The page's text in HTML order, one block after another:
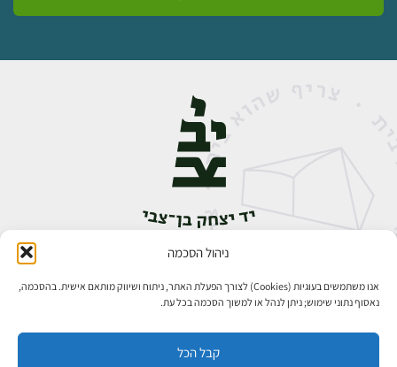
ניהול הסכמה
אנו משתמשים בעוגיות (Cookies) לצורך הפעלת האתר, ניתוח ושיווק מותאם אישית. בהסכמה,
נאסוף נתוני שימוש; ניתן לנהל או למשוך הסכמה בכל עת.
קבל הכל
אבן גבירול 14, רחביה, ירושלים